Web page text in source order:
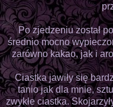
Po zjedzeniu został
średnio mocno
zarówno kakao, jak i
Ciastka jawiły się
tanio jak dla mnie,
zwykłe ciastka.